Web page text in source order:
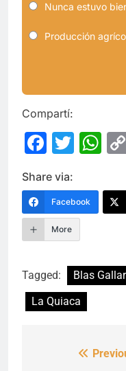
Nunca estuvo
Producción
Compartí:
Share via:
Facebook
More
Tagged: Blas
La Quiaca
Navegación